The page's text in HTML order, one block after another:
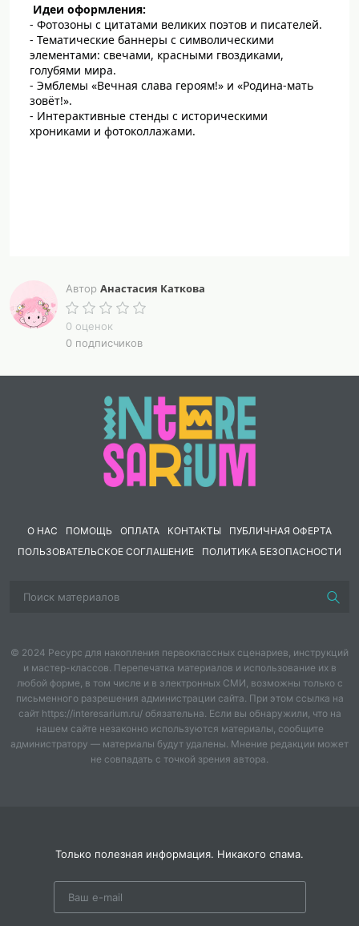
Идеи оформления:
- Фотозоны с цитатами великих поэтов и писателей.
- Тематические баннеры с символическими
элементами: свечами, красными гвоздиками,
голубями мира.
- Эмблемы «Вечная слава героям!» и «Родина-мать
зовёт!».
- Интерактивные стенды с историческими
хрониками и фотоколлажами.
Автор Анастасия Каткова
0 оценок
0 подписчиков
О НАС ПОМОЩЬ ОПЛАТА КОНТАКТЫ
ПУБЛИЧНАЯ ОФЕРТА
ПОЛЬЗОВАТЕЛЬСКОЕ СОГЛАШЕНИЕ
ПОЛИТИКА БЕЗОПАСНОСТИ
© 2024 Ресурс для накопления первоклассных сценариев, инструкций
и мастер-классов. Перепечатка материалов и использование их в
любой форме, в том числе и в электронных СМИ, возможны только с
письменного разрешения администрации сайта. При этом ссылка на
сайт https://interesarium.ru/ обязательна. Если вы обнаружили, что на
нашем сайте незаконно используются материалы, сообщите
администратору — материалы будут удалены. Мнение редакции может
не совпадать с точкой зрения автора.
Только полезная информация. Никакого спама.